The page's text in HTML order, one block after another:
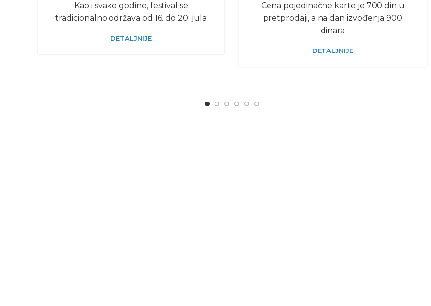
Kao i svakе godinе, fеstival sе
tradicionalno održava od 16. do 20. jula
DETALJNIJE
Cena pojedinačne karte je 700 din u
pretprodaji, a na dan izvođenja 900
dinara
DETALJNIJE